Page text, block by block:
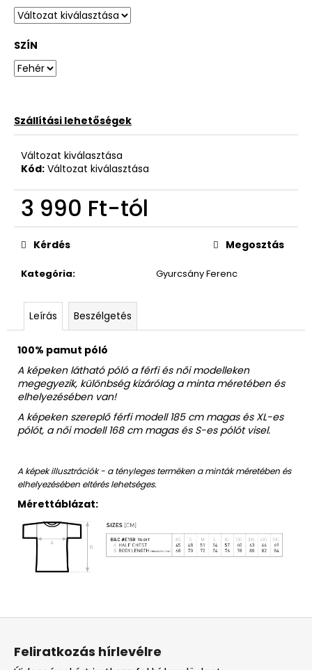
SZÍN
Szállítási lehetőségek
Változat kiválasztása
Kód: Változat kiválasztása
3 990 Ft-tól
Egységár:
Kategória: Gyurcsány Ferenc
Kérdés Megosztás
Leírás Beszélgetés
100% pamut póló
A képeken látható póló a férfi és női modelleken
megegyezik, különbség kizárólag a minta méretében és
elhelyezésében van!
A képeken szereplő férfi modell 185 cm magas és XL-es
pólót, a női modell 168 cm magas és S-es pólót visel.
A képek illusztrációk - a tényleges terméken a minták méretében és
elhelyezésében eltérés lehetséges.
Mérettáblázat:
L
Feliratkozás hírlevélre